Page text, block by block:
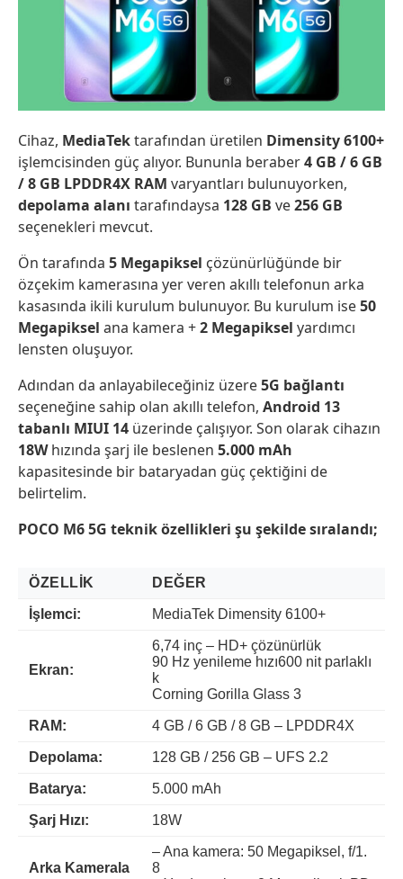
Cihaz, MediaTektarafından üretilen Dimensity 6100+
işlemcisinden güç alıyor. Bununla beraber4 GB / 6 GB
/ 8 GB LPDDR4X RAM varyantları bulunuyorken,
depolama alanı tarafındaysa 128 GB ve256 GB
seçenekleri mevcut.
Ön tarafında 5 Megapiksel çözünürlüğünde bir
özçekim kamerasına yer veren akıllı telefonun arka
kasasında ikili kurulum bulunuyor. Bu kurulum ise50
Megapiksel ana kamera +2 Megapiksel yardımcı
lensten oluşuyor.
Adından da anlayabileceğiniz üzere5G bağlantı
seçeneğine sahip olan akıllı telefon, Android 13
tabanlı MIUI 14 üzerinde çalışıyor. Son olarak cihazın
18Whızında şarj ile beslenen 5.000 mAh
kapasitesinde bir bataryadan güç çektiğini de
belirtelim.
POCO M6 5G teknik özellikleri şu şekilde sıralandı;
ÖZELLIK DEĞER
İşlemci: MediaTek Dimensity 6100+
Ekran:
6,74 inç – HD+ çözünürlük
90 Hz yenileme hızı600 nit parlaklı
k
Corning Gorilla Glass 3
RAM: 4 GB / 6 GB / 8 GB – LPDDR4X
Depolama: 128 GB / 256 GB – UFS 2.2
Batarya: 5.000 mAh
Şarj Hızı: 18W
Arka Kamerala
– Ana kamera: 50 Megapiksel, f/1.
8